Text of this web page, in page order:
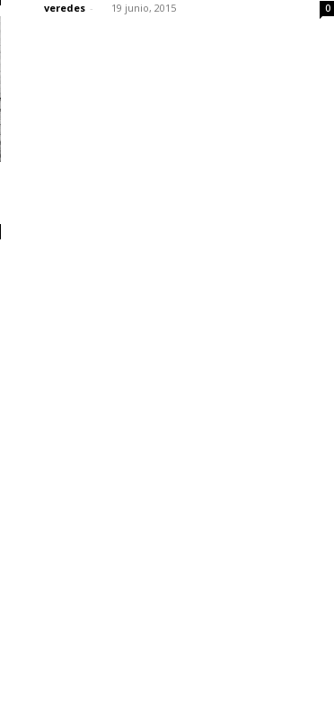
veredes - 19 junio, 2015 0